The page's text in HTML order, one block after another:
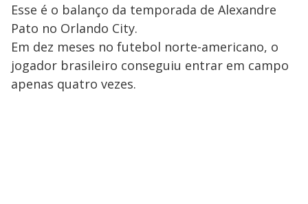
Esse é o balanço da temporada de Alexandre
Pato no Orlando City.
Em dez meses no futebol norte-americano, o
jogador brasileiro conseguiu entrar em campo
apenas quatro vezes.